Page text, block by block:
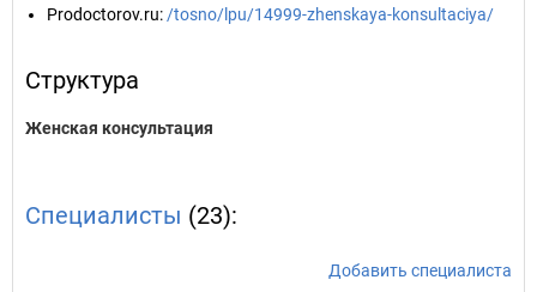
Prodoctorov.ru: /tosno/lpu/14999-zhenskaya-konsultaciya/
Структура
Женская консультация
Специалисты (23):
Добавить специалиста